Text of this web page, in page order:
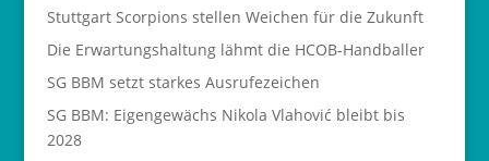
Stuttgart Scorpions stellen Weichen für die Zukunft
Die Erwartungshaltung lähmt die HCOB-Handballer
SG BBM setzt starkes Ausrufezeichen
SG BBM: Eigengewächs Nikola Vlahović bleibt bis
2028